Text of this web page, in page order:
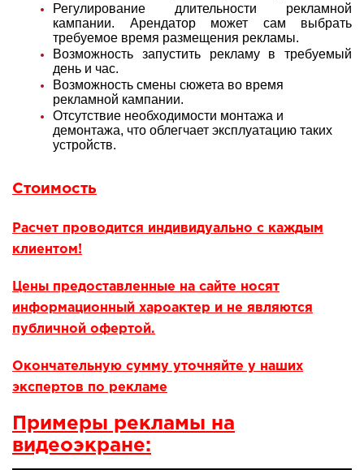
Регулирование длительности рекламной
кампании. Арендатор может сам выбрать
требуемое время размещения рекламы.
Возможность запустить рекламу в требуемый
день и час.
Возможность смены сюжета во время
рекламной кампании.
Отсутствие необходимости монтажа и
демонтажа, что облегчает эксплуатацию таких
устройств.
Стоимость
Расчет проводится индивидуально с каждым
клиентом!
Цены предоставленные на сайте носят
информационный хароактер и не являются
публичной офертой.
Окончательную сумму уточняйте у наших
экспертов по рекламе
Примеры рекламы на
видеоэкране: